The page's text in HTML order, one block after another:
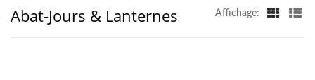
Abat-Jours & Lanternes Affichage: